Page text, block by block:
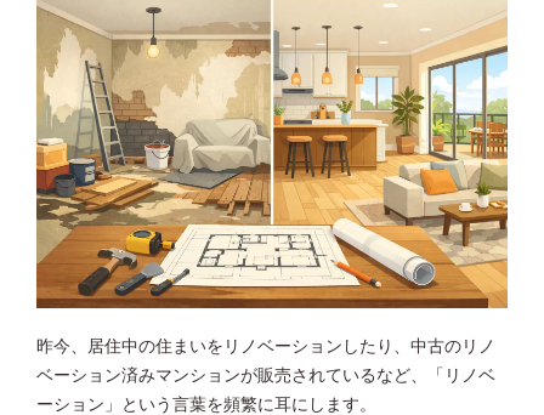
昨今、居住中の住まいをリノベーションしたり、中古のリノ
ベーション済みマンションが販売されているなど、「リノベ
ーション」という言葉を頻繁に耳にします。